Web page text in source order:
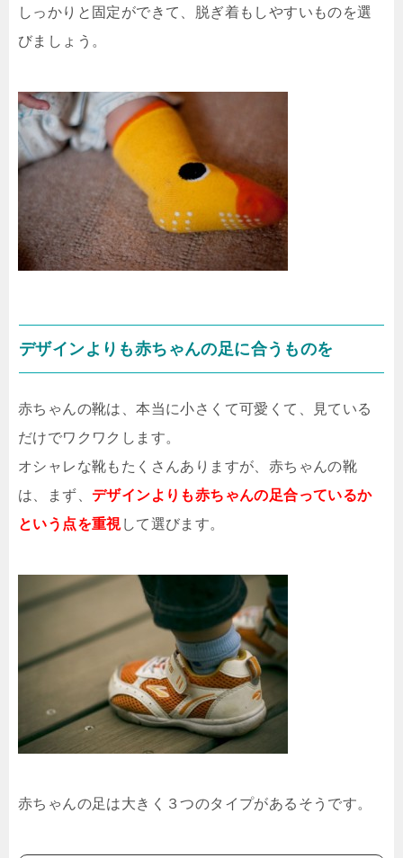
しっかりと固定ができて、脱ぎ着もしやすいものを選
びましょう。
デザインよりも赤ちゃんの足に合うものを
赤ちゃんの靴は、本当に小さくて可愛くて、見ている
だけでワクワクします。
オシャレな靴もたくさんありますが、赤ちゃんの靴
は、まず、 デザインよりも赤ちゃんの足合っているか
という点を重視して選びます。
赤ちゃんの足は大きく３つのタイプがあるそうです。